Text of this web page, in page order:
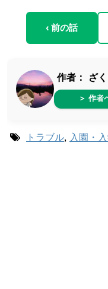
‹ 前の話
作者： ざ
＞ 作者
トラブル, 入園・